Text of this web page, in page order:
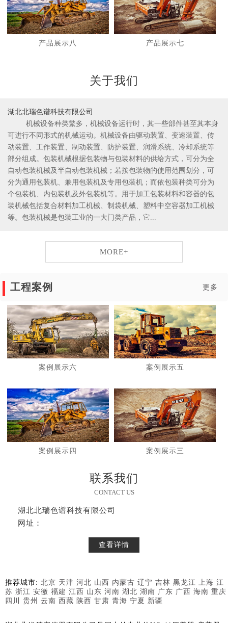
2
产品展示八 产品展示七
关于我们
湖北北瑞色谱科技有限公司
机械设备种类繁多，机械设备运行时，其一些部件甚至其本身
可进行不同形式的机械运动。机械设备由驱动装置、变速装置、传
动装置、工作装置、制动装置、防护装置、润滑系统、冷却系统等
部分组成。包装机械根据包装物与包装材料的供给方式，可分为全
自动包装机械及半自动包装机械；若按包装物的使用范围划分，可
分为通用包装机、兼用包装机及专用包装机；而依包装种类可分为
个包装机、内包装机及外包装机等。用于加工包装材料和容器的包
装机械包括复合材料加工机械、制袋机械、塑料中空容器加工机械
等。包装机械是包装工业的一大门类产品，它...
MORE+
工程案例 更多
案例展示六 案例展示五
案例展示四 案例展示三
联系我们
CONTACT US
湖北北瑞色谱科技有限公司
网址：
查看详情
推荐城市: 北京 天津 河北 山西 内蒙古 辽宁 吉林 黑龙江 上海 江
苏 浙江 安徽 福建 江西 山东 河南 湖北 湖南 广东 广西 海南 重庆
四川
贵州 云南 西藏 陕西 甘肃 青海 宁夏 新疆